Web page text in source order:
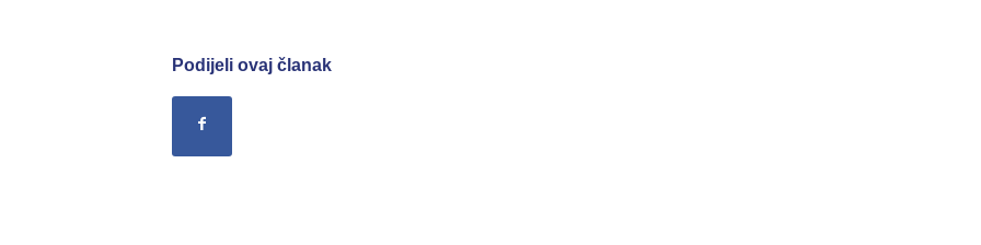
Podijeli ovaj članak